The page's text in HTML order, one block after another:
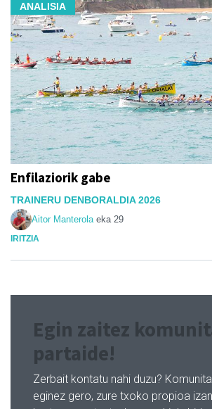
ANALISIA
Enfilaziorik gabe
TRAINERU DENBORALDIA 2026
Aitor Manterola eka 29
IRITZIA
Egin zaitez
partaide!
Zerbait kontatu nahi duzu?
eginez gero, zure txoko propioa